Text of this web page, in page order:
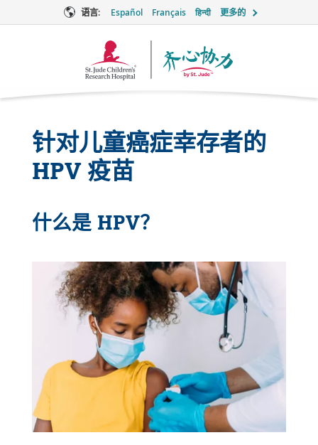
语言: Español Français हिन्दी 更多的
Together
针对儿童癌症幸存者的
HPV 疫苗
什么是 HPV？